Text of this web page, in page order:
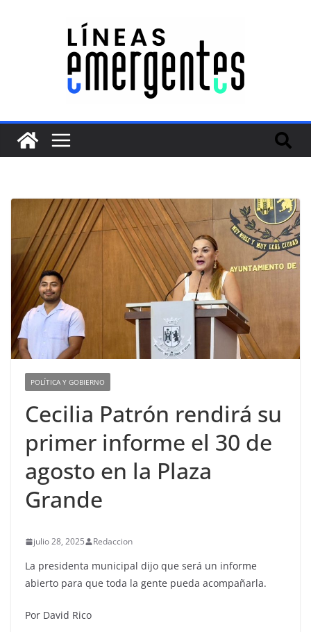
POLÍTICA Y GOBIERNO
Cecilia Patrón rendirá su
primer informe el 30 de
agosto en la Plaza
Grande
julio 28, 2025 Redaccion
La presidenta municipal dijo que será un informe
abierto para que toda la gente pueda acompañarla.
Por David Rico